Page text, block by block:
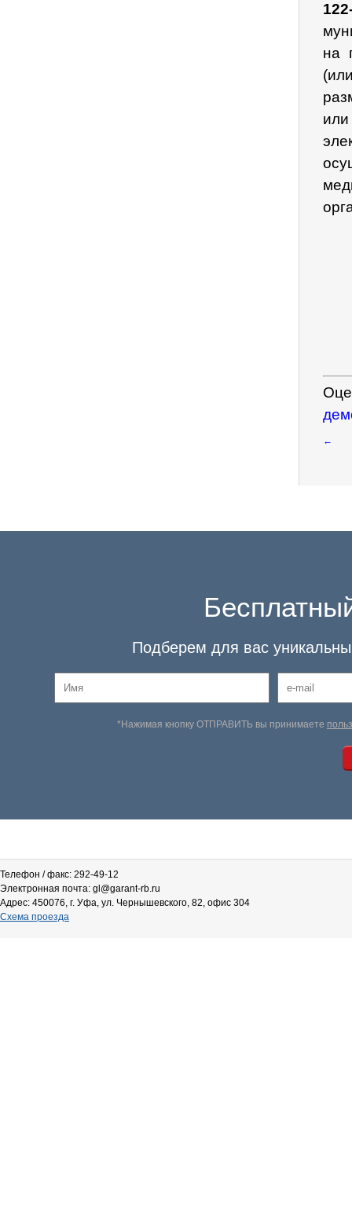
на
←
Подберем для вас
*Нажимая кнопку ОТПРАВИТЬ вы принимаете
Телефон / факс: 292-49-12
Электронная почта: gl@garant-rb.ru
Адрес: 450076, г. Уфа, ул. Чернышевского, 82, офис 304
Схема проезда